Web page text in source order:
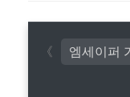
엠세이퍼